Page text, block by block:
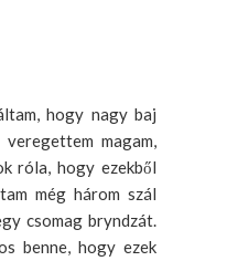
hogy nagy baj
magam,
róla, hogy ezekből
még három szál
csomag bryndzát.
benne, hogy ezek